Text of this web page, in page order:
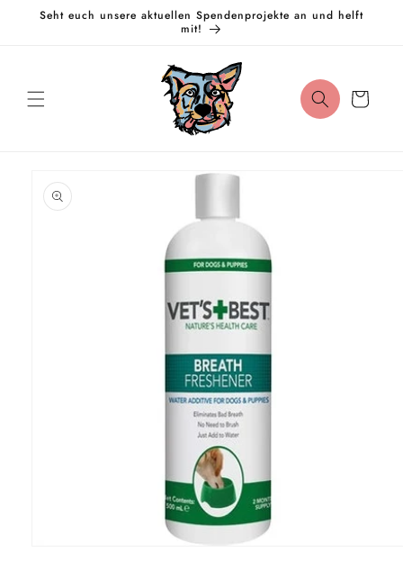
zum
Seht euch unsere aktuellen Spendenprojekte an und helft
mit!
Warenkorb